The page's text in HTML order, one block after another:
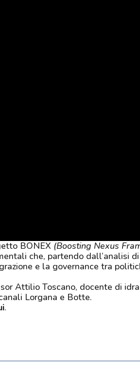
BONEX (Boosting Nexus
che, partendo dall’analisi
e la governance tra
Attilio Toscano, docente di
Lorgana e Botte.
.